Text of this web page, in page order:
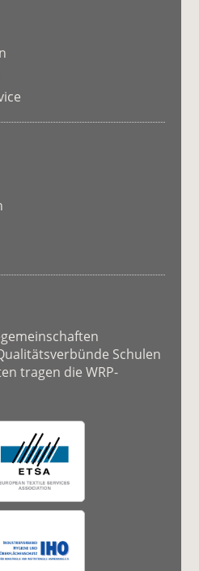
Schulen
tragen die WRP-